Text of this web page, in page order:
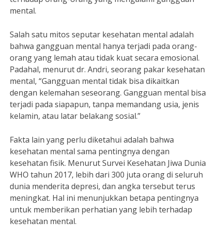
mental.
Salah satu mitos seputar kesehatan mental adalah
bahwa gangguan mental hanya terjadi pada orang-
orang yang lemah atau tidak kuat secara emosional.
Padahal, menurut dr. Andri, seorang pakar kesehatan
mental, “Gangguan mental tidak bisa dikaitkan
dengan kelemahan seseorang. Gangguan mental bisa
terjadi pada siapapun, tanpa memandang usia, jenis
kelamin, atau latar belakang sosial.”
Fakta lain yang perlu diketahui adalah bahwa
kesehatan mental sama pentingnya dengan
kesehatan fisik. Menurut Survei Kesehatan Jiwa Dunia
WHO tahun 2017, lebih dari 300 juta orang di seluruh
dunia menderita depresi, dan angka tersebut terus
meningkat. Hal ini menunjukkan betapa pentingnya
untuk memberikan perhatian yang lebih terhadap
kesehatan mental.